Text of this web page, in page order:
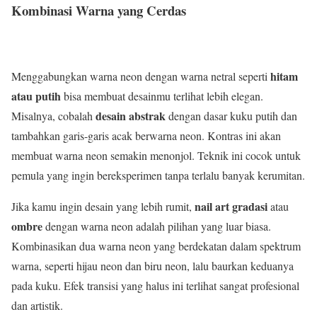
Kombinasi Warna yang Cerdas
Menggabungkan warna neon dengan warna netral seperti hitam
atau putihbisa membuat desainmu terlihat lebih elegan.
Misalnya, cobalah desain abstrakdengan dasar kuku putih dan
tambahkan garis-garis acak berwarna neon. Kontras ini akan
membuat warna neon semakin menonjol. Teknik ini cocok untuk
pemula yang ingin bereksperimen tanpa terlalu banyak kerumitan.
Jika kamu ingin desain yang lebih rumit, nail art gradasiatau
ombredengan warna neon adalah pilihan yang luar biasa.
Kombinasikan dua warna neon yang berdekatan dalam spektrum
warna, seperti hijau neon dan biru neon, lalu baurkan keduanya
pada kuku. Efek transisi yang halus ini terlihat sangat profesional
dan artistik.